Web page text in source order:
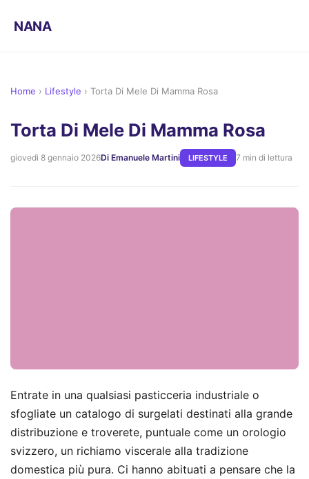
NANA
Home › Lifestyle › Torta Di Mele Di Mamma Rosa
Torta Di Mele Di Mamma Rosa
giovedì 8 gennaio 2026Di Emanuele Martini LIFESTYLE 7 min di lettura
Entrate in una qualsiasi pasticceria industriale o
sfogliate un catalogo di surgelati destinati alla grande
distribuzione e troverete, puntuale come un orologio
svizzero, un richiamo viscerale alla tradizione
domestica più pura. Ci hanno abituati a pensare che la